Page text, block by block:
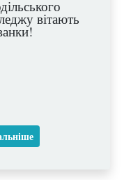
вітають